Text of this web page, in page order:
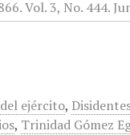
ejército,
, Trinidad Gómez